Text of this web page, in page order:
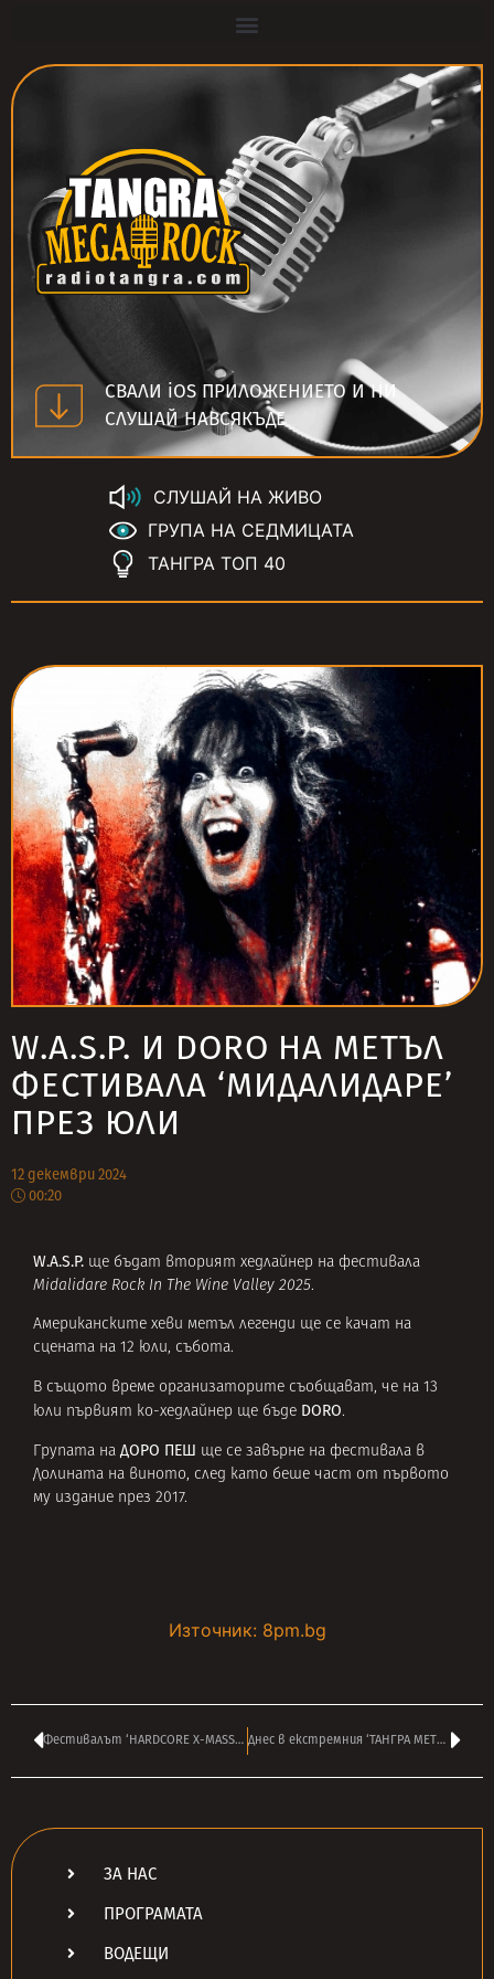
СВАЛИ iOS ПРИЛОЖЕНИЕТО И НИ
СЛУШАЙ НАВСЯКЪДЕ
СЛУШАЙ НА ЖИВО
ГРУПА НА СЕДМИЦАТА
ТАНГРА ТОП 40
W.A.S.P. И DORO НА МЕТЪЛ
ФЕСТИВАЛА ‘МИДАЛИДАРЕ’
ПРЕЗ ЮЛИ
12 декември 2024
00:20
W.A.S.P. ще бъдат вторият хедлайнер на фестивала
Midalidare Rock In The Wine Valley 2025.
Американските хеви метъл легенди ще се качат на
сцената на 12 юли, събота.
В същото време организаторите съобщават, че на 13
юли първият ко-хедлайнер ще бъде DORO.
Групата на ДОРО ПЕШ ще се завърне на фестивала в
Долината на виното, след като беше част от първото
му издание през 2017.
Източник: 8pm.bg
Фестивалът ‘HARDCORE X-MASS 2024’ вече е ТОТАЛНО разпродаден! Днес в екстремния ‘ТАНГРА МЕТЪЛ ШОК’ на ВАСИЛ ВЪРБАНОВ от 14:00
ЗА НАС
ПРОГРАМАТА
ВОДЕЩИ